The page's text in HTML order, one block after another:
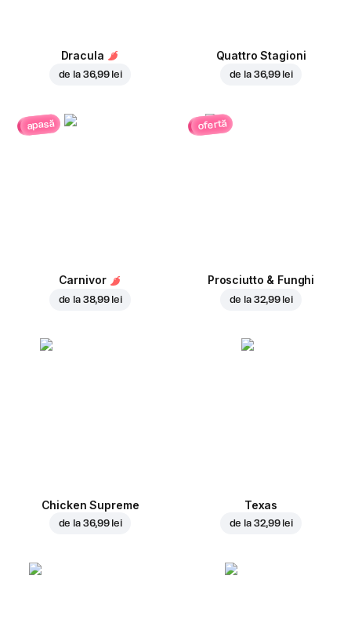
Dracula
de la 36,99 lei
Quattro Stagioni
de la 36,99 lei
apasă
Carnivor
de la 38,99 lei
ofertă
Prosciutto & Funghi
de la 32,99 lei
Chicken Supreme
de la 36,99 lei
Texas
de la 32,99 lei